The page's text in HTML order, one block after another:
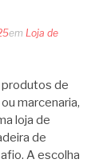
em Loja de
produtos de
marcenaria,
loja de
de
A escolha